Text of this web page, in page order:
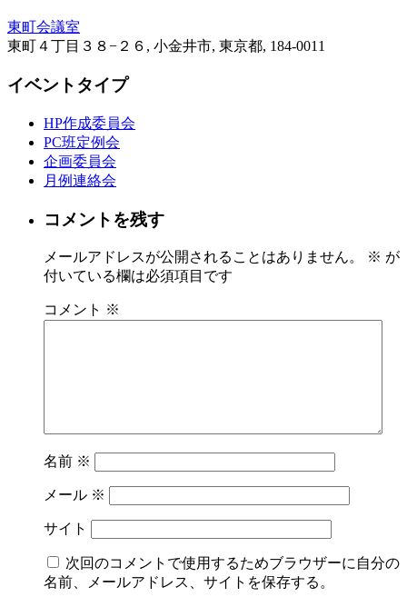
東町会議室
東町４丁目３８−２６, 小金井市, 東京都, 184-0011
イベントタイプ
HP作成委員会
PC班定例会
企画委員会
月例連絡会
コメントを残す
メールアドレスが公開されることはありません。 ※ が
付いている欄は必須項目です
コメント ※
名前 ※
メール ※
サイト
次回のコメントで使用するためブラウザーに自分の
名前、メールアドレス、サイトを保存する。